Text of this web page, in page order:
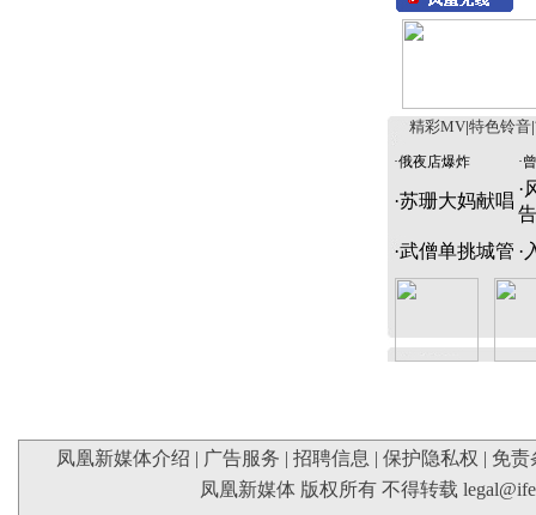
精彩MV 特色铃音
·俄夜店爆炸 ·
·苏珊大妈献唱
·
告
·武僧单挑城管 ·
凤凰新媒体介绍 | 广告服务 | 招聘信息 | 保护隐私权 | 免责
凤凰新媒体 版权所有 不得转载